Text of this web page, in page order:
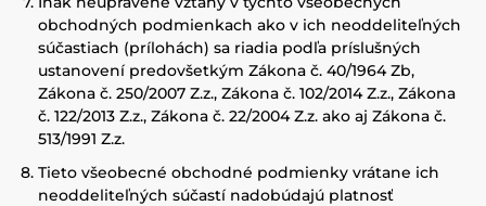
obchodných podmienkach ako v ich neoddeliteľných
súčastiach (prílohách) sa riadia podľa príslušných
ustanovení predovšetkým Zákona č. 40/1964 Zb,
Zákona č. 250/2007 Z.z., Zákona č. 102/2014 Z.z., Zákona
č. 122/2013 Z.z., Zákona č. 22/2004 Z.z. ako aj Zákona č.
513/1991 Z.z.
Tieto všeobecné obchodné podmienky vrátane ich
neoddeliteľných súčastí nadobúdajú platnosť